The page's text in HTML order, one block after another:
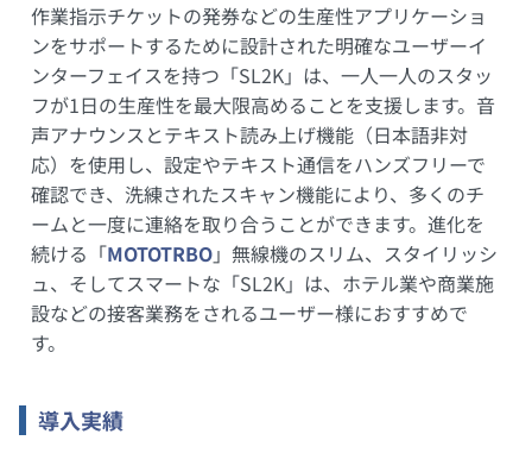
作業指示チケットの発券などの生産性アプリケーショ
ンをサポートするために設計された明確なユーザーイ
ンターフェイスを持つ「SL2K」は、一人一人のスタッ
フが1日の生産性を最大限高めることを支援します。音
声アナウンスとテキスト読み上げ機能（日本語非対
応）を使用し、設定やテキスト通信をハンズフリーで
確認でき、洗練されたスキャン機能により、多くのチ
ームと一度に連絡を取り合うことができます。進化を
続ける「MOTOTRBO」無線機のスリム、スタイリッシ
ュ、そしてスマートな「SL2K」は、ホテル業や商業施
設などの接客業務をされるユーザー様におすすめで
す。
導入実績